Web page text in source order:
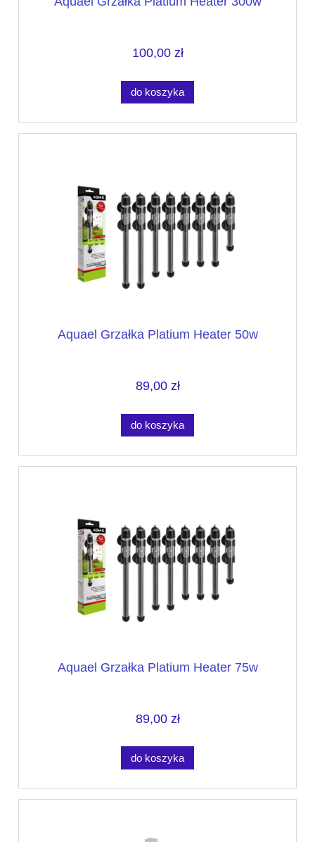
100,00 zł
do koszyka
Aquael Grzałka Platium Heater 50w
89,00 zł
do koszyka
Aquael Grzałka Platium Heater 75w
89,00 zł
do koszyka